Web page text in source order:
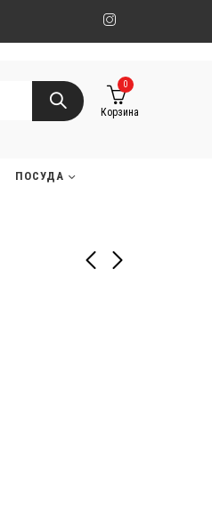
0
Корзина
ПОСУДА